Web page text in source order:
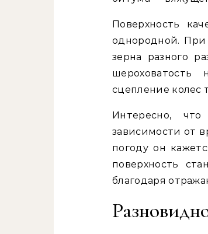
Поверхность
однородной.
зерна разного
сцепление колес
Интересно,
зависимости от
погоду он
поверхность
благодаря